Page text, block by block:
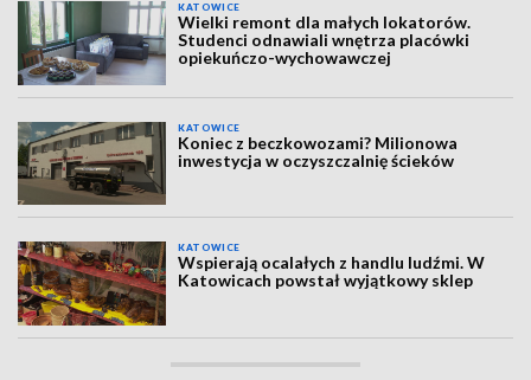
KATOWICE
Wielki remont dla małych lokatorów.
Studenci odnawiali wnętrza placówki
opiekuńczo-wychowawczej
KATOWICE
Koniec z beczkowozami? Milionowa
inwestycja w oczyszczalnię ścieków
KATOWICE
Wspierają ocalałych z handlu ludźmi. W
Katowicach powstał wyjątkowy sklep